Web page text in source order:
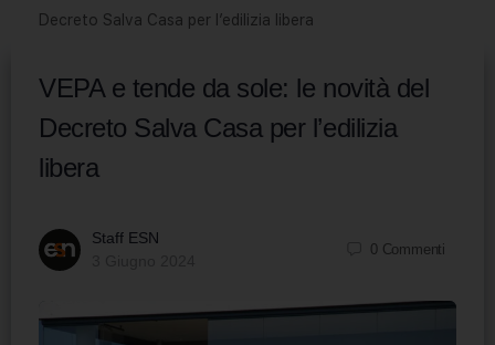
Decreto Salva Casa per l’edilizia libera
VEPA e tende da sole: le novità del
Decreto Salva Casa per l’edilizia
libera
Staff ESN
0 Commenti